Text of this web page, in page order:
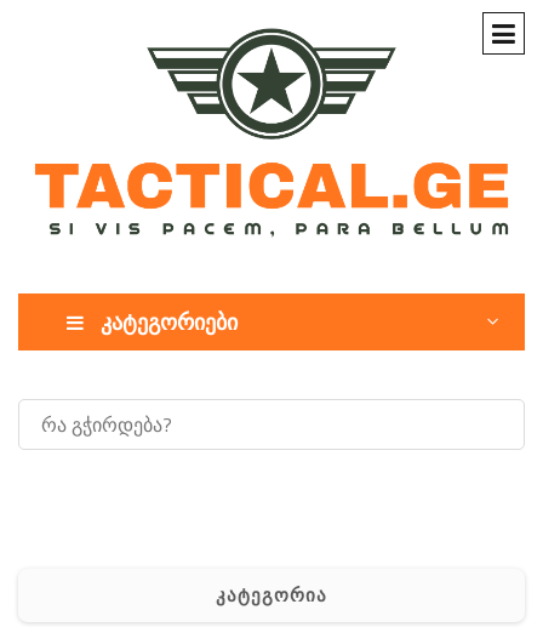
კატეგორიები
კატეგორია